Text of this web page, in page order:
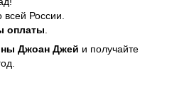
всей России.
оплаты
Джоан Джей и получайте